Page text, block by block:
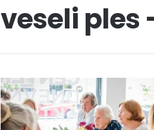
veseli ples